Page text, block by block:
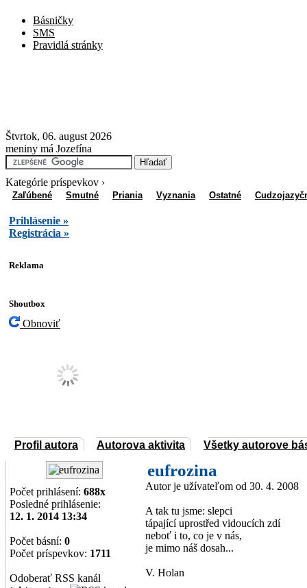
Básničky
SMS
Pravidlá stránky
Štvrtok, 06. august 2026
meniny má Jozefína
Kategórie príspevkov ›
Zaľúbené Smutné Priania Vyznania Ostatné
Prihlásenie »
Registrácia »
Reklama
Shoutbox
Obnoviť
Profil autora Autorova aktivita Všetky autorove
Počet prihlásení: 688x
Posledné prihlásenie:
12. 1. 2014 13:34
Počet básní: 0
Počet príspevkov: 1711
Odoberať RSS kanál
eufrozina
Autor je užívateľom od 30. 4. 2008
A tak tu jsme: slepci
tápající uprostřed vidoucích zdí
neboť i to, co je v nás,
je mimo náš dosah...
V. Holan